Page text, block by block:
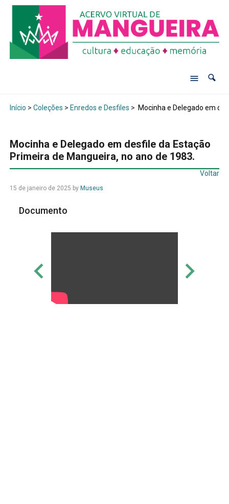
Início > Coleções > Enredos e Desfiles > Mocinha e Delegado em
Mocinha e Delegado em desfile da Estação
Primeira de Mangueira, no ano de 1983.
Voltar
15 de janeiro de 2025 by Museus
Documento